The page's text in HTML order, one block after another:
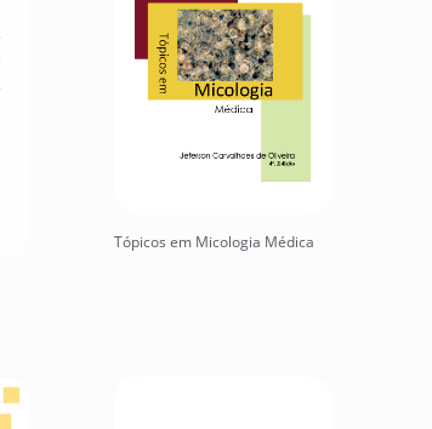
Tópicos em Micologia Médica